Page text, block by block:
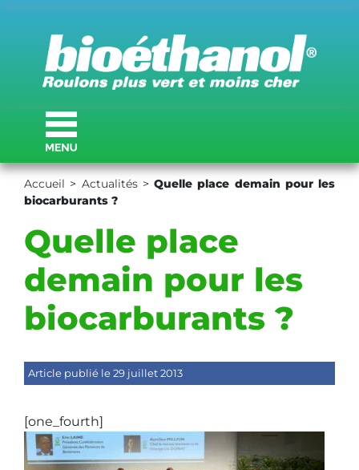
Accueil > Actualités> Quelle place demain pour les
biocarburants ?
Quelle place
demain pour les
biocarburants ?
Article publié le 29 juillet 2013
[one_fourth]